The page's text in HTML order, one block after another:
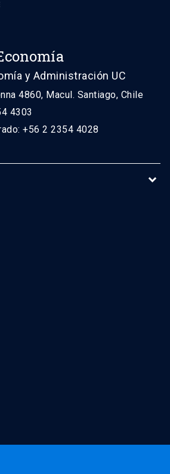
y Administración UC
4860, Macul. Santiago, Chile
4303
+56 2 2354 4028